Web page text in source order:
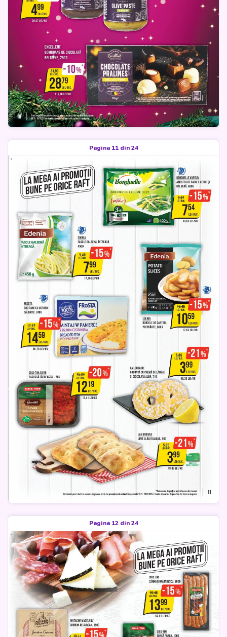
Pagina 11 din 24
Pagina 12 din 24